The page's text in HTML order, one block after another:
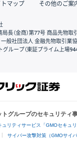
マップ その他のご案
長（金商）第77号 商品先物
一般社団法人 金融先物取引業
ループ（東証プライム上場
グループのセキュリティ
リティサービス「GMOセキュリ
サイバー攻撃対策（GMOサイ